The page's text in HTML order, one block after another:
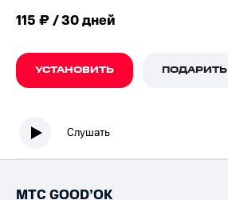
115 ₽ / 30 дней
УСТАНОВИТЬ ПОДАРИТЬ
Слушать
МТС GOOD’OK